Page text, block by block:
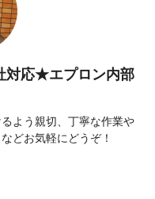
対応★エプロン内部
よう親切、丁寧な作業や
どお気軽にどうぞ！